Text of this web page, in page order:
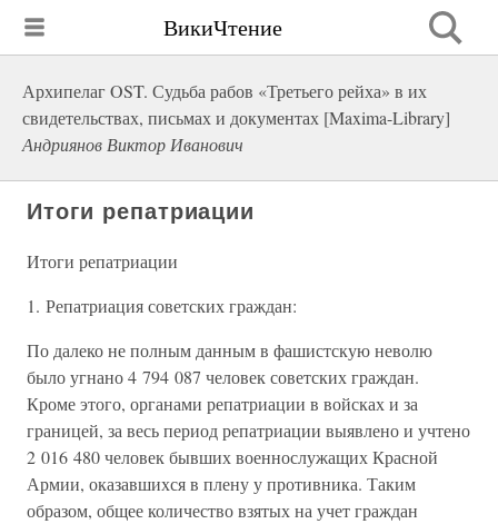
ВикиЧтение
Архипелаг OST. Судьба рабов «Третьего рейха» в их
свидетельствах, письмах и документах [Maxima-Library]
Андриянов Виктор Иванович
Итоги репатриации
Итоги репатриации
1. Репатриация советских граждан:
По далеко не полным данным в фашистскую неволю
было угнано 4 794 087 человек советских граждан.
Кроме этого, органами репатриации в войсках и за
границей, за весь период репатриации выявлено и учтено
2 016 480 человек бывших военнослужащих Красной
Армии, оказавшихся в плену у противника. Таким
образом, общее количество взятых на учет граждан